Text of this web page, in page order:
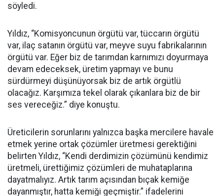
söyledi.
Yıldız, “Komisyoncunun örgütü var, tüccarın örgütü
var, ilaç satanın örgütü var, meyve suyu fabrikalarının
örgütü var. Eğer biz de tarımdan karnımızı doyurmaya
devam edeceksek, üretim yapmayı ve bunu
sürdürmeyi düşünüyorsak biz de artık örgütlü
olacağız. Karşımıza tekel olarak çıkanlara biz de bir
ses vereceğiz.” diye konuştu.
Üreticilerin sorunlarını yalnızca başka mercilere havale
etmek yerine ortak çözümler üretmesi gerektiğini
belirten Yıldız, “Kendi derdimizin çözümünü kendimiz
üretmeli, ürettiğimiz çözümleri de muhataplarına
dayatmalıyız. Artık tarım açısından bıçak kemiğe
dayanmıştır, hatta kemiği geçmiştir.” ifadelerini